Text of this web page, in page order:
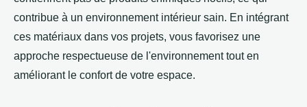
contribue à un environnement intérieur sain. En intégrant
ces matériaux dans vos projets, vous favorisez une
approche respectueuse de l'environnement tout en
améliorant le confort de votre espace.